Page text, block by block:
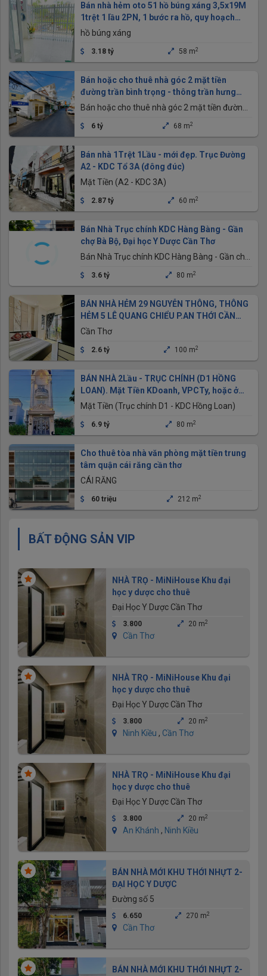
Bán nhà hẻm oto 51 hồ búng xáng 3,5x19M
1trệt 1 lầu 2PN, 1 bước ra hồ, quy hoạch
đường nhựa
hồ búng xáng
3.18 tỷ 58 m2
Bán hoặc cho thuê nhà góc 2 mặt tiền
đường trần bình trọng - thông trần hưng
đạo và lý tự trọng
Bán hoặc cho thuê nhà góc 2 mặt tiền đường
trọng
6 tỷ 68 m2
Bán nhà 1Trệt 1Lầu - mới đẹp. Trục Đường
A2 - KDC Tổ 3A (đông đúc)
Mặt Tiền (A2 - KDC 3A)
2.87 tỷ 60 m2
Bán Nhà Trục chính KDC Hàng Bàng - Gần
chợ Bà Bộ, Đại học Y Dược Cần Thơ
Bán Nhà Trục chính KDC Hàng Bàng - Gần chợ
3.6 tỷ 80 m2
BÁN NHÀ HẺM 29 NGUYỄN THÔNG, THÔNG
HẺM 5 LÊ QUANG CHIỂU P.AN THỚI CẦN
THƠ
Cần Thơ
2.6 tỷ 100 m2
BÁN NHÀ 2Lầu - TRỤC CHÍNH (D1 HỒNG
LOAN). Mặt Tiền KDoanh, VPCTy, hoặc ở
Sang trọng
Mặt Tiền (Trục chính D1 - KDC Hồng Loan)
6.9 tỷ 80 m2
Cho thuê tòa nhà văn phòng mặt tiền trung
tâm quận cái răng cần thơ
CÁI RĂNG
60 triệu 212 m2
BẤT ĐỘNG SẢN VIP
NHÀ TRỌ - MiNiHouse Khu đại
học y dược cho thuê
Đại Học Y Dược Cần Thơ
3.800 20 m2
Cần Thơ
NHÀ TRỌ - MiNiHouse Khu đại
học y dược cho thuê
Đại Học Y Dược Cần Thơ
3.800 20 m2
Ninh Kiều , Cần Thơ
NHÀ TRỌ - MiNiHouse Khu đại
học y dược cho thuê
Đại Học Y Dược Cần Thơ
3.800 20 m2
An Khánh , Ninh Kiều
BÁN NHÀ MỚI KHU THỚI NHỰT 2-
ĐẠI HỌC Y DƯỢC
Đường số 5
6.650 270 m2
Cần Thơ
BÁN NHÀ MỚI KHU THỚI NHỰT 2-